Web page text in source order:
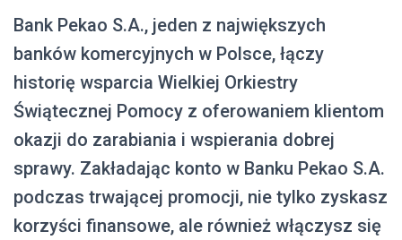
Bank Pekao S.A., jeden z największych
banków komercyjnych w Polsce, łączy
historię wsparcia Wielkiej Orkiestry
Świątecznej Pomocy z oferowaniem klientom
okazji do zarabiania i wspierania dobrej
sprawy. Zakładając konto w Banku Pekao S.A.
podczas trwającej promocji, nie tylko zyskasz
korzyści finansowe, ale również włączysz się